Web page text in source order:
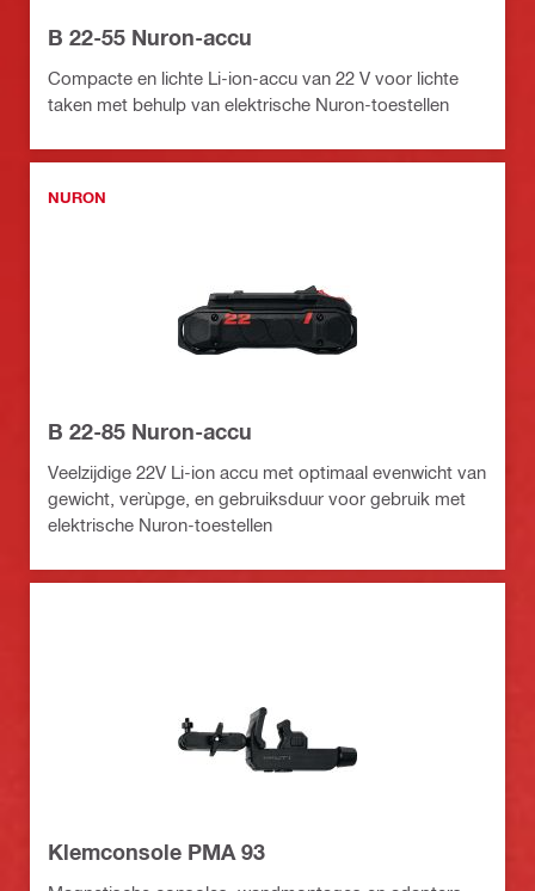
B 22-55 Nuron-accu
Compacte en lichte Li-ion-accu van 22 V voor lichte
taken met behulp van elektrische Nuron-toestellen
NURON
B 22-85 Nuron-accu
Veelzijdige 22V Li-ion accu met optimaal evenwicht van
gewicht, verùpge, en gebruiksduur voor gebruik met
elektrische Nuron-toestellen
Klemconsole PMA 93